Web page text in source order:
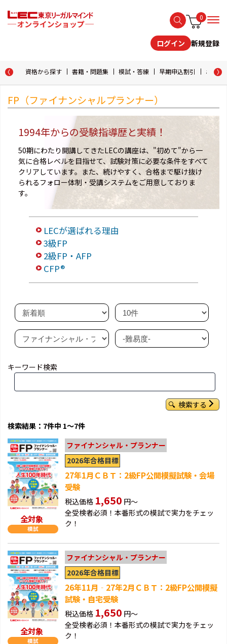
0
ログイン 新規登録
資格から探す 書籍・問題集 模試・答練 早期申込割引 おため
FP（ファイナンシャルプランナー）
1994年からの受験指導歴と実績！
50期にわたり開講してきたLECの講座は、"初めて"から一
気に合格レベルを目指せて、試験対策に必要な条件をすべて
クリアしています。また、続けやすく、合格まで駆け抜け
られるフォロー体制・受講システムをご用意しておりま
す。
LECが選ばれる理由
3級FP
2級FP・AFP
CFP®
キーワード検索
検索する
検索結果：7件中 1～7件
全対象
ファイナンシャル・プランナー
2026年合格目標
27年1月ＣＢＴ：2級FP公開模擬試験・会場
受験
税込価格 1,650 円～
全受検者必須！本番形式の模試で実力をチェッ
ク！
全対象
ファイナンシャル・プランナー
2026年合格目標
26年11月‐27年2月ＣＢＴ：2級FP公開模擬
試験・自宅受験
税込価格 1,650 円～
全受検者必須！本番形式の模試で実力をチェッ
ク！